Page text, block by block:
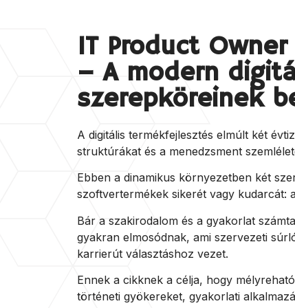
IT Product
– A modern
szerepköreinek
A digitális termékfejlesztés elmúlt két
struktúrákat és a menedzsment
Ebben a dinamikus környezetben két
szoftvertermékek sikerét vagy kudarcát:
Bár a szakirodalom és a gyakorlat
gyakran elmosódnak, ami szervezeti
karrierút választáshoz vezet.
Ennek a cikknek a célja, hogy
történeti gyökereket, gyakorlati